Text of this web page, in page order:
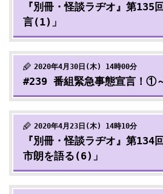
『別冊・怪談ラヂオ』第135
言(1)」
2020年4月30日(木) 14時00分
#239 番組緊急事態宣言！①
2020年4月23日(木) 14時10分
『別冊・怪談ラヂオ』第134
市朗を語る(6)」